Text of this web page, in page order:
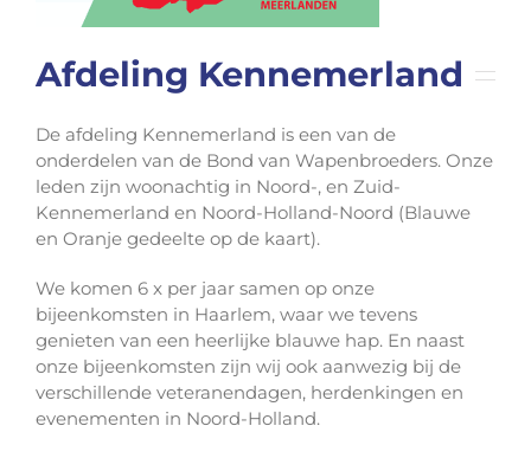
Afdeling Kennemerland
De afdeling Kennemerland is een van de
onderdelen van de Bond van Wapenbroeders. Onze
leden zijn woonachtig in Noord-, en Zuid-
Kennemerland en Noord-Holland-Noord (Blauwe
en Oranje gedeelte op de kaart).
We komen 6 x per jaar samen op onze
bijeenkomsten in Haarlem, waar we tevens
genieten van een heerlijke blauwe hap. En naast
onze bijeenkomsten zijn wij ook aanwezig bij de
verschillende veteranendagen, herdenkingen en
evenementen in Noord-Holland.